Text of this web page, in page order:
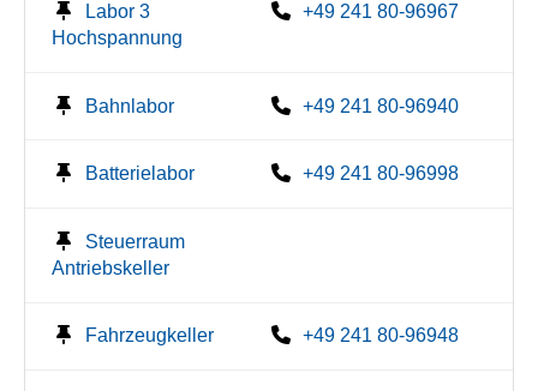
Labor 3
Hochspannung
+49 241 80-96967
Bahnlabor +49 241 80-96940
Batterielabor +49 241 80-96998
Steuerraum
Antriebskeller
Fahrzeugkeller +49 241 80-96948